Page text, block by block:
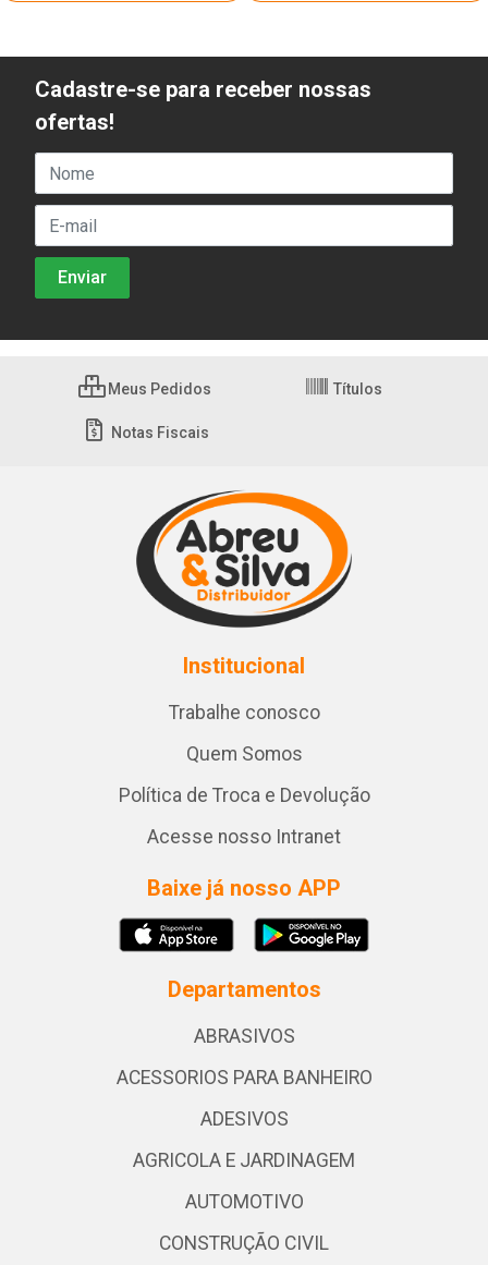
Cadastre-se para receber nossas
ofertas!
Meus Pedidos Títulos
Notas Fiscais
Institucional
Trabalhe conosco
Quem Somos
Política de Troca e Devolução
Acesse nosso Intranet
Baixe já nosso APP
Departamentos
ABRASIVOS
ACESSORIOS PARA BANHEIRO
ADESIVOS
AGRICOLA E JARDINAGEM
AUTOMOTIVO
CONSTRUÇÃO CIVIL